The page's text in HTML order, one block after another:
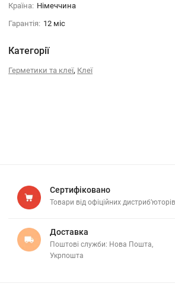
Країна: Німеччина
Гарантія: 12 міс
Категорії
Герметики та клеї, Клеї
Сертифіковано
Товари від офіційних дистриб’юторів
Доставка
Поштові служби: Нова Пошта,
Укрпошта